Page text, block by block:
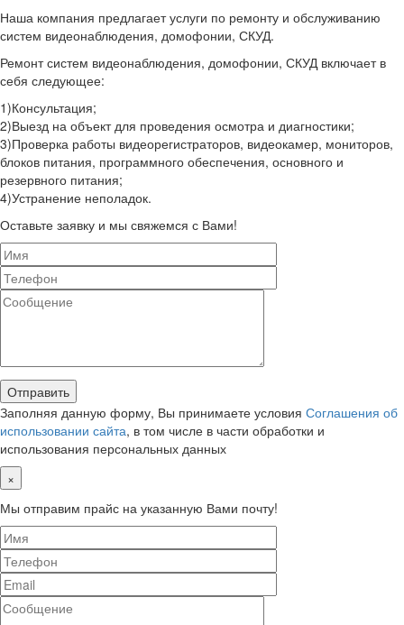
Наша компания предлагает услуги по ремонту и обслуживанию
систем видеонаблюдения, домофонии, СКУД.
Ремонт систем видеонаблюдения, домофонии, СКУД включает в
себя следующее:
1)Консультация;
2)Выезд на объект для проведения осмотра и диагностики;
3)Проверка работы видеорегистраторов, видеокамер, мониторов,
блоков питания, программного обеспечения, основного и
резервного питания;
4)Устранение неполадок.
Оставьте заявку и мы свяжемся с Вами!
Заполняя данную форму, Вы принимаете условия Соглашения об
использовании сайта, в том числе в части обработки и
использования персональных данных
×
Мы отправим прайс на указанную Вами почту!